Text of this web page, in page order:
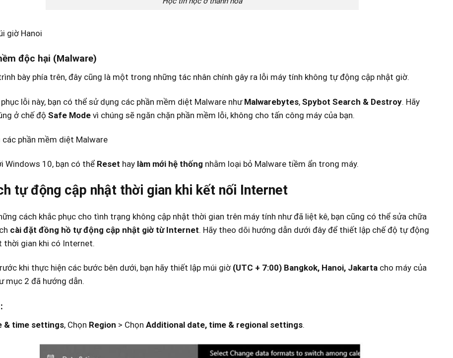
giờ Hanoi
độc hại (Malware)
bày phía trên, đây cũng là một trong những tác nhân chính gây ra lỗi máy tính không tự động cập nhật giờ.
lỗi này, bạn có thể sử dụng các phần mềm diệt Malware như Malwarebytes, Spybot Search & Destroy. Hãy
ở chế độ Safe Mode vì chúng sẽ ngăn chặn phần mềm lỗi, không cho tấn công máy của bạn.
các phần mềm diệt Malware
Windows 10, bạn có thể Reset hay làm mới hệ thống nhằm loại bỏ Malware tiềm ẩn trong máy.
tự động cập nhật thời gian khi kết nối Internet
cách khắc phục cho tình trạng không cập nhật thời gian trên máy tính như đã liệt kê, bạn cũng có thể sửa chữa
cài đặt đồng hồ tự động cập nhật giờ từ Internet. Hãy theo dõi hướng dẫn dưới đây để thiết lập chế độ tự động
thời gian khi có Internet.
khi thực hiện các bước bên dưới, bạn hãy thiết lập múi giờ (UTC + 7:00) Bangkok, Hanoi, Jakartacho máy của
mục 2 đã hướng dẫn.
& time settings, Chọn Region > Chọn Additional date, time & regional settings.